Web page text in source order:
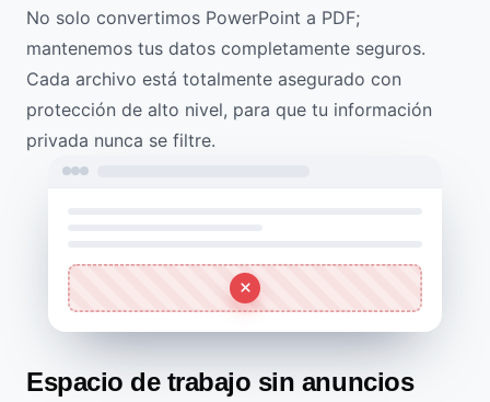
No solo convertimos PowerPoint a PDF;
mantenemos tus datos completamente seguros.
Cada archivo está totalmente asegurado con
protección de alto nivel, para que tu información
privada nunca se filtre.
Espacio de trabajo sin anuncios